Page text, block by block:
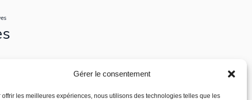
Gérer le consentement
offrir les meilleures expériences, nous utilisons des technologies telles que les